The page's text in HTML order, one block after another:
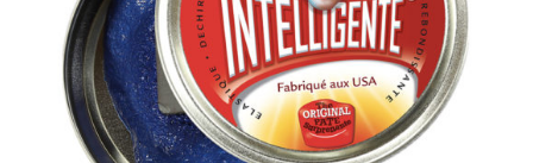
AJOUTER AU PANIER
/
DETAILS